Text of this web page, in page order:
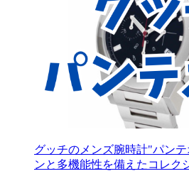
グッチのメンズ腕時計"パン
ンと多機能性を備えたコレク